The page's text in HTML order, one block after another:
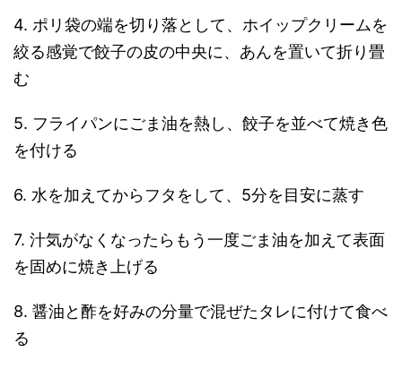
4. ポリ袋の端を切り落として、ホイップクリームを
絞る感覚で餃子の皮の中央に、あんを置いて折り畳
む
5. フライパンにごま油を熱し、餃子を並べて焼き色
を付ける
6. 水を加えてからフタをして、5分を目安に蒸す
7. 汁気がなくなったらもう一度ごま油を加えて表面
を固めに焼き上げる
8. 醤油と酢を好みの分量で混ぜたタレに付けて食べ
る